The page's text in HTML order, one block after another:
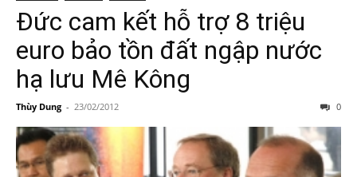
Đức cam kết hỗ trợ 8 triệu
euro bảo tồn đất ngập nước
hạ lưu Mê Kông
Thùy Dung - 23/02/2012 0